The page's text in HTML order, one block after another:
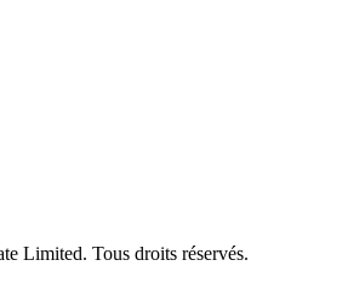
Limited. Tous droits réservés.